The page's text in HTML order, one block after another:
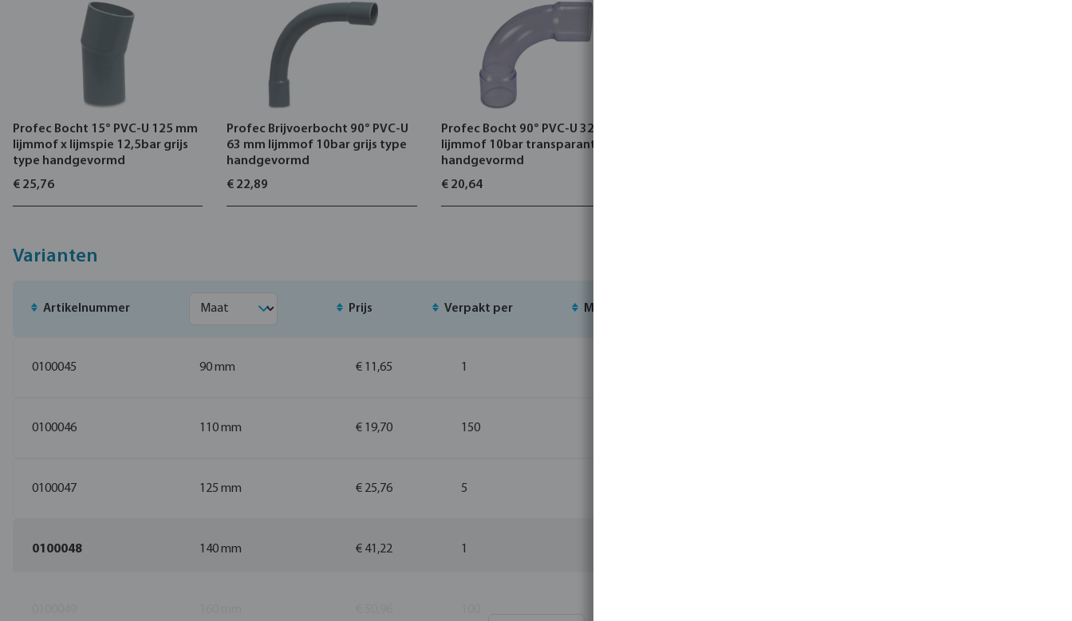
Profec Bocht 15° PVC-U 125 mm
lijmmof x lijmspie 12,5bar grijs
type handgevormd
€ 25,76
Profec Brijvoerbocht 90° PVC-U
63 mm lijmmof 10bar grijs type
handgevormd
€ 22,89
Profec Bocht 90° PVC-U 32 mm
lijmmof 10bar transparant type
handgevormd
€ 20,64
Varianten
Artikelnummer Prijs Verpakt per MSQ
0100045 90 mm € 11,65 1
0100046 110 mm € 19,70 150
0100047 125 mm € 25,76 5
0100048 140 mm € 41,22 1